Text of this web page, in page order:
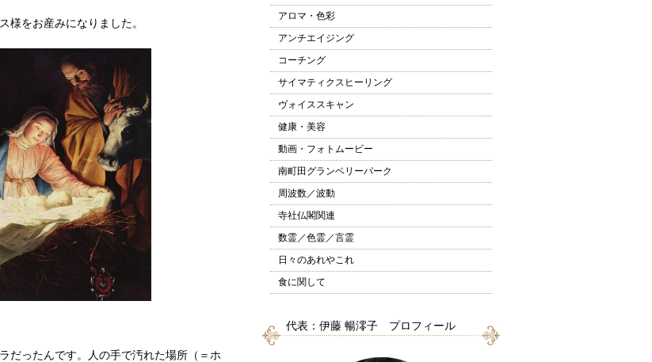
様をお産みになりました。
だったんです。人の手で汚れた場所（＝ホ
アロマ・色彩
アンチエイジング
コーチング
サイマティクスヒーリング
ヴォイススキャン
健康・美容
動画・フォトムービー
南町田グランベリーパーク
周波数／波動
寺社仏閣関連
数霊／色霊／言霊
日々のあれやこれ
食に関して
代表：伊藤 暢澪子 プロフィール